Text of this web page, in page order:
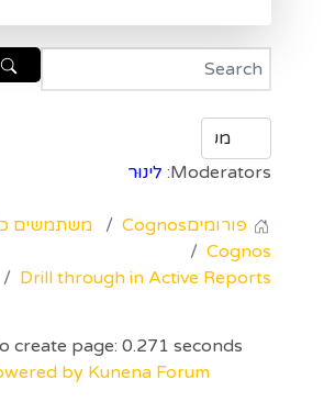
Moderators: לינוּר
פורומיםCognos
משתמשים
Cognos
Drill through in Active Reports
create page: 0.271 seconds
by Kunena Forum